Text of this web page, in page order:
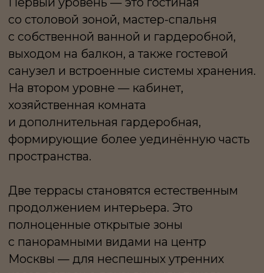
клубный дом всего на 24 квартиры
с закрытой территорией, подземным
паркингом и системой безопасности.
Локация объединяет тишину
старомосковских улиц и близость
ключевых точек центра — рядом
Антроповский сквер и Екатерининский
сад, а вся городская инфраструктура
находится в шаговой доступности.
ЧЁТКАЯ АРХИТЕКТУРА
ПРОСТРАНСТВА,
ИНТЕРЬЕРА И ОЩУЩЕНИЕ
УЕДИНЁННОСТИ В ЦЕНТРЕ
ГОРОДА ЗАДАЮТ
ХАРАКТЕР ЭТОГО ДОМА